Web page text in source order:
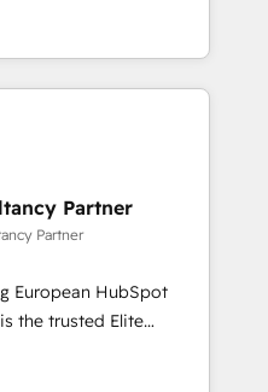
and 2,000+
across marketing,
with your teams to
and improve user
marketing results.
optimising your
HubSpot
your teams to be
services using
rigorous process for
& Platform
Partner
Partner
European HubSpot
Commercial